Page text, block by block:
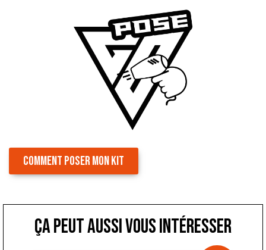
COMMENT POSER MON KIT
ça peut aussi vous intéresser